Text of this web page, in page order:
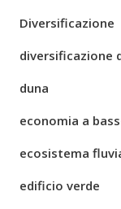
Diversificazione
diversificazione
duna
economia a
ecosistema
edificio verde